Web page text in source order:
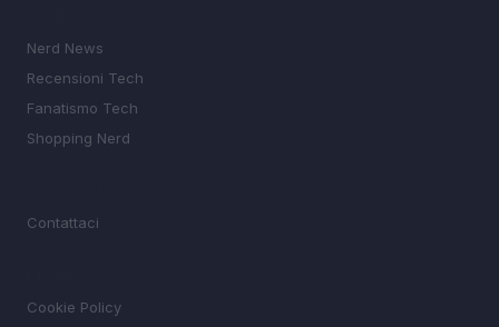
Nerd News
Recensioni Tech
Fanatismo Tech
Shopping Nerd
Contattaci
Cookie Policy